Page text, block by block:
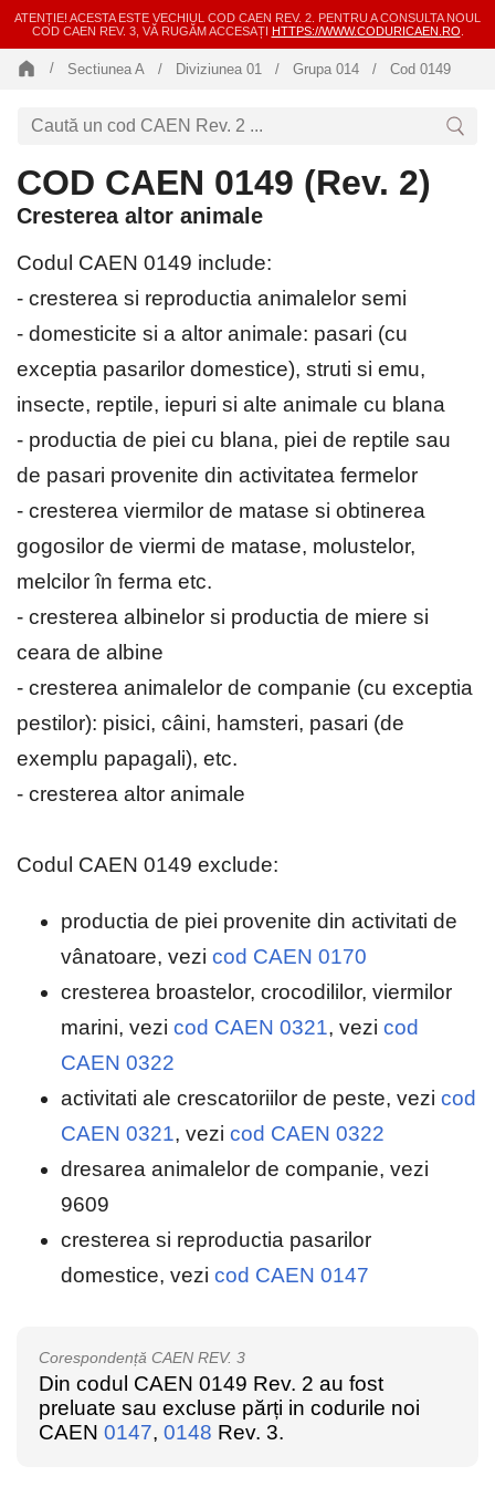
ATENȚIE! ACESTA ESTE VECHIUL COD CAEN REV. 2. PENTRU A CONSULTA NOUL
COD CAEN REV. 3, VĂ RUGĂM ACCESAȚI HTTPS://WWW.CODURICAEN.RO
Sectiunea A Diviziunea 01 Grupa 014 Cod 0149
COD CAEN 0149 (Rev. 2)
Cresterea altor animale
Codul CAEN 0149 include:
- cresterea si reproductia animalelor semi
- domesticite si a altor animale: pasari (cu
exceptia pasarilor domestice), struti si emu,
insecte, reptile, iepuri si alte animale cu blana
- productia de piei cu blana, piei de reptile sau
de pasari provenite din activitatea fermelor
- cresterea viermilor de matase si obtinerea
gogosilor de viermi de matase, molustelor,
melcilor în ferma etc.
- cresterea albinelor si productia de miere si
ceara de albine
- cresterea animalelor de companie (cu exceptia
pestilor): pisici, câini, hamsteri, pasari (de
exemplu papagali), etc.
- cresterea altor animale
Codul CAEN 0149 exclude:
productia de piei provenite din activitati de
vânatoare, vezi cod CAEN 0170
cresterea broastelor, crocodililor, viermilor
marini, vezi cod CAEN 0321, vezi cod
CAEN 0322
activitati ale crescatoriilor de peste, vezi cod
CAEN 0321, vezi cod CAEN 0322
dresarea animalelor de companie, vezi
9609
cresterea si reproductia pasarilor
domestice, vezi cod CAEN 0147
Corespondență CAEN REV. 3
Din codul CAEN 0149 Rev. 2 au fost
preluate sau excluse părți in codurile noi
CAEN 0147, 0148 Rev. 3.